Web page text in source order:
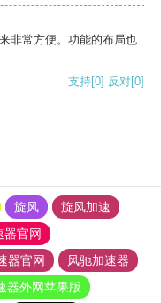
非常方便。功能的布局也
支持[0] 反对[0]
旋风
旋风加速
器官网
器官网
风驰加速器
器外网苹果版